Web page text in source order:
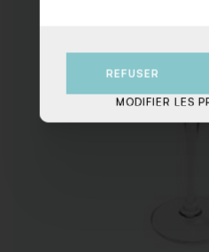
REFUSER
MODIFIER LES